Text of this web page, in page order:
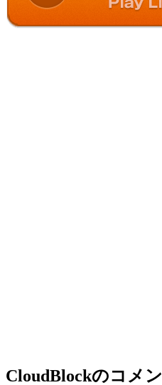
CloudBlockのコメ